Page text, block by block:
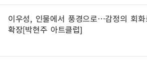
이우성, 인물에서 풍경으로…감정의 회화
확장[박현주 아트클럽]